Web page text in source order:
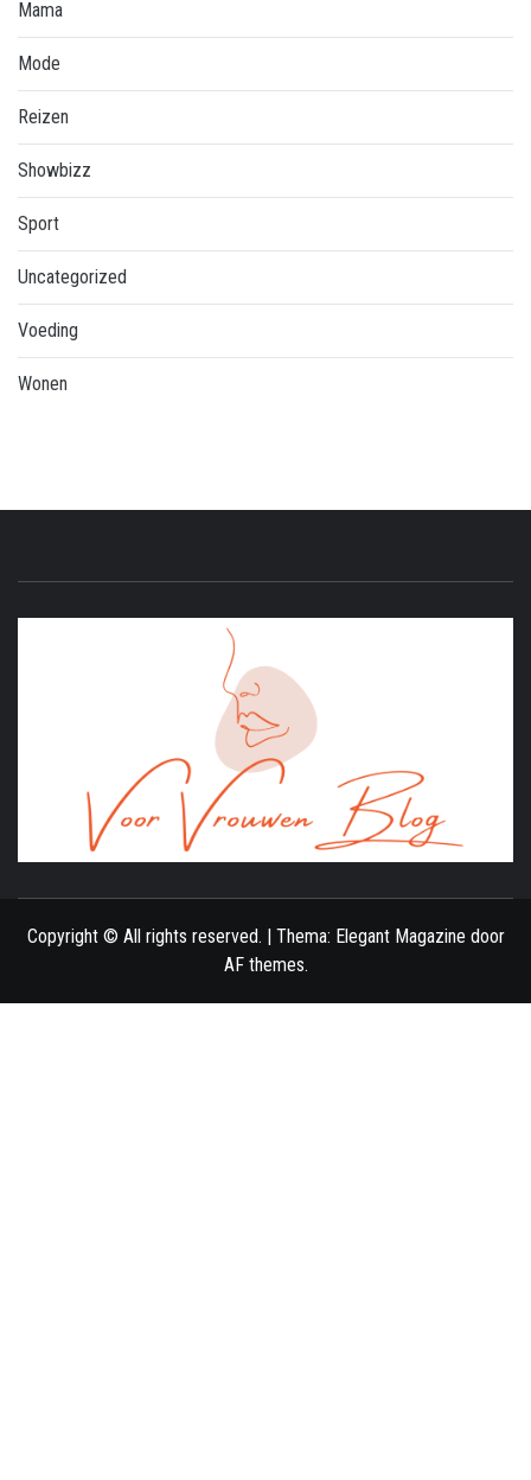
Mama
Mode
Reizen
Showbizz
Sport
Uncategorized
Voeding
Wonen
Copyright © All rights reserved. | Thema: Elegant Magazine door
AF themes.